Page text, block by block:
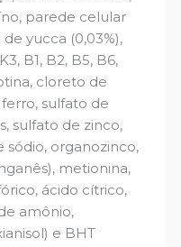
parede celular
yucca (0,03%),
B1, B2, B5, B6,
cloreto de
sulfato de
sulfato de zinco,
sódio, organozinco,
metionina,
ácido cítrico,
amônio,
e BHT